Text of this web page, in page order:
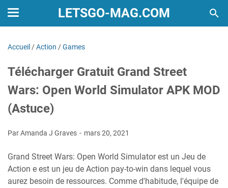
LETSGO-MAG.COM
Accueil /Action /Games
Télécharger Gratuit Grand Street
Wars: Open World Simulator APK MOD
(Astuce)
Par Amanda J Graves mars 20, 2021
Grand Street Wars: Open World Simulator est un Jeu de
Action e est un jeu de Action pay-to-win dans lequel vous
aurez besoin de ressources. Comme d'habitude, l'équipe de